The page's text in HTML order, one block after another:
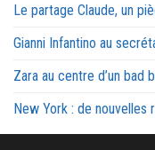
Le partage Claude, un
Gianni Infantino au
Zara au centre d’un bad
New York : de